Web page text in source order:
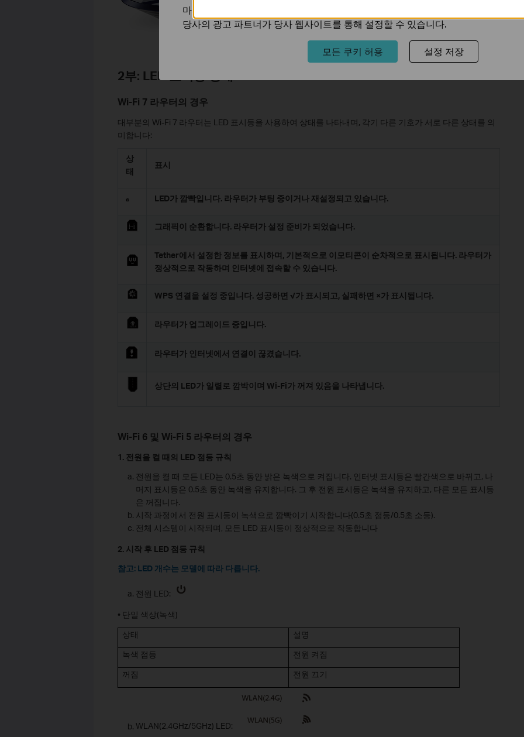
2부: LED 표시등 상태
Wi-Fi 7 라우터의 경우
대부분의 Wi-Fi 7 라우터는 LED 표시등을 사용하여 상태를 나타내며, 각기 다른 기호가 서로 다른 상태를 의
미합니다:
상
태
표시
LED가 깜빡입니다. 라우터가 부팅 중이거나 재설정되고 있습니다.
그래픽이 순환합니다. 라우터가 설정 준비가 되었습니다.
Tether에서 설정한 정보를 표시하며, 기본적으로 이모티콘이 순차적으로 표시됩니다. 라우터가
정상적으로 작동하며 인터넷에 접속할 수 있습니다.
WPS 연결을 설정 중입니다. 성공하면 √가 표시되고, 실패하면 ×가 표시됩니다.
라우터가 업그레이드 중입니다.
라우터가 인터넷에서 연결이 끊겼습니다.
상단의 LED가 일렬로 깜박이며 Wi-Fi가 꺼져 있음을 나타냅니다.
Wi-Fi 6 및 Wi-Fi 5 라우터의 경우
1. 전원을 켤 때의 LED 점등 규칙
전원을 켤 때 모든 LED는 0.5초 동안 밝은 녹색으로 켜집니다. 인터넷 표시등은 빨간색으로 바뀌고, 나
머지 표시등은 0.5초 동안 녹색을 유지합니다. 그 후 전원 표시등은 녹색을 유지하고, 다른 모든 표시등
은 꺼집니다.
시작 과정에서 전원 표시등이 녹색으로 깜빡이기 시작합니다(0.5초 점등/0.5초 소등).
전체 시스템이 시작되며, 모든 LED 표시등이 정상적으로 작동합니다
2. 시작 후 LED 점등 규칙
참고: LED 개수는 모델에 따라 다릅니다.
전원 LED:
• 단일 색상(녹색)
상태
설명
녹색 점등
전원 켜짐
꺼짐
전원 끄기
WLAN(2.4GHz/5GHz) LED:
마케팅 쿠키는 귀하의 관심사에 대한 프로필을 생성하고 다른 웹사이트에서 관련
당사의 광고 파트너가 당사 웹사이트를 통해 설정할 수 있습니다.
모든 쿠키 허용 설정 저장